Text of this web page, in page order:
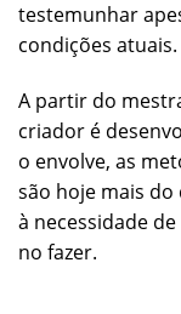
testemunhar
condições atuais.
A partir do
criador é
o envolve, as
são hoje mais
à necessidade
no fazer.